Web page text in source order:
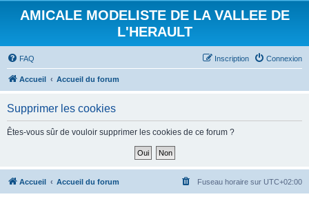
AMICALE MODELISTE DE LA VALLEE DE
L'HERAULT
FAQ Connexion
Inscription
Accueil Accueil du forum
Supprimer les cookies
Êtes-vous sûr de vouloir supprimer les cookies de ce forum ?
Accueil Accueil du forum Fuseau horaire sur UTC+02:00